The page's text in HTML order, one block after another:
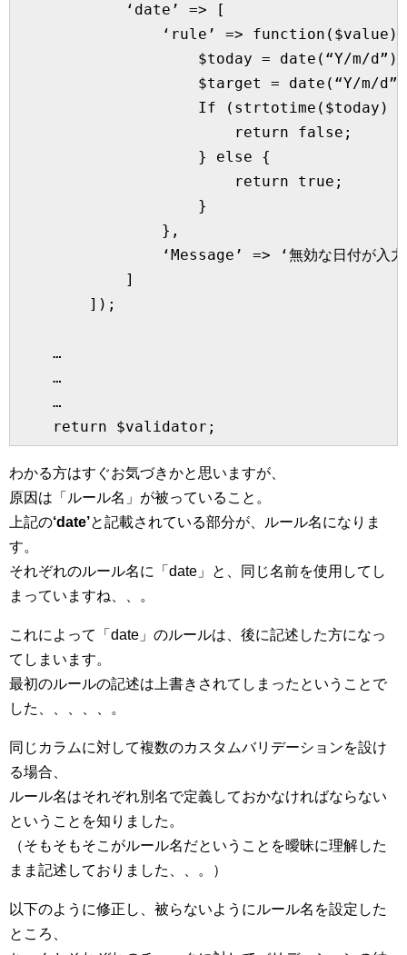
            ‘date’ => [
‘rule’ => function($value)
                    $today = date(“Y/m/d”);
$target = date(“Y/m/
If (strtotime($today)
                        return false;
                    } else {
                        return true;
                    }
                },
‘Message’ => ‘無効な日付が入力
            ]
        ]);
    …
    …
    …
わかる方はすぐお気づきかと思いますが、
原因は「ルール名」が被っていること。
上記の‘date’と記載されている部分が、ルール名になりま
す。
それぞれのルール名に「date」と、同じ名前を使用してし
まっていますね、、。
これによって「date」のルールは、後に記述した方になっ
てしまいます。
最初のルールの記述は上書きされてしまったということで
した、、、、、。
同じカラムに対して複数のカスタムバリデーションを設け
る場合、
ルール名はそれぞれ別名で定義しておかなければならない
ということを知りました。
（そもそもそこがルール名だということを曖昧に理解した
まま記述しておりました、、。）
以下のように修正し、被らないようにルール名を設定した
ところ、